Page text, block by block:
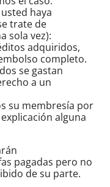
haya
trate de
sola vez):
adquiridos,
completo.
se gastan
a un
su membresía por
alguna
pagadas pero no
de su parte.